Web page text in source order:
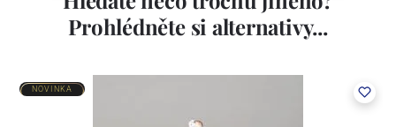
Prohlédněte si alternativy...
NOVINKA